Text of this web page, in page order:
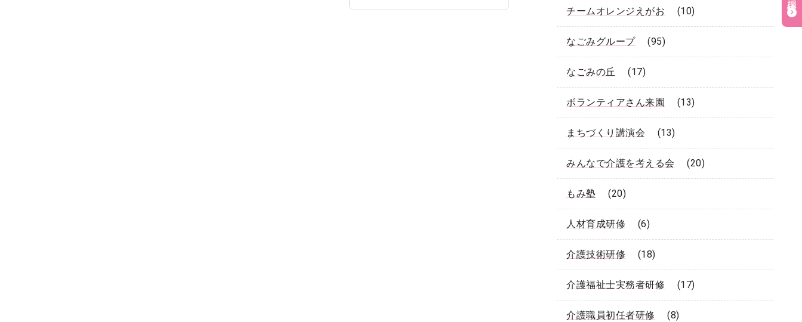
チームオレンジえがお (10)
なごみグループ (95)
なごみの丘 (17)
ボランティアさん来園 (13)
まちづくり講演会 (13)
みんなで介護を考える会 (20)
もみ塾 (20)
人材育成研修 (6)
介護技術研修 (18)
介護福祉士実務者研修 (17)
介護職員初任者研修 (8)